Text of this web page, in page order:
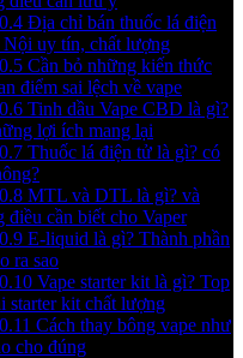
Địa chỉ bán thuốc lá điện
uy tín, chất lượng
Cần bỏ những kiến thức
điểm sai lệch về vape
Tinh dầu Vape CBD là gì?
lợi ích mang lại
Thuốc lá điện tử là gì? có
MTL và DTL là gì? và
điều cần biết cho Vaper
E-liquid là gì? Thành phần
ra sao
Vape starter kit là gì? Top
starter kit chất lượng
Cách thay bông vape như
cho đúng